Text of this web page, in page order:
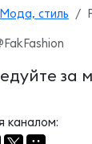
Мода, стиль
за
каналом: